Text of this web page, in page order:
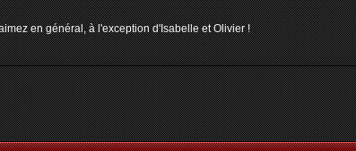
en général, à l'exception d'Isabelle et Olivier !